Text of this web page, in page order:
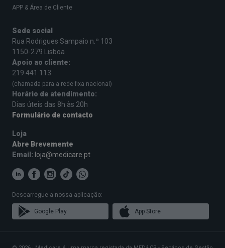
APP & Área de Cliente
Sede social
Rua Rodrigues Sampaio n.º 103
1150-279 Lisboa
Apoio ao cliente:
219 441 113
(chamada para a rede fixa nacional)
Horário de atendimento:
Dias úteis das 8h às 20h
Formulário de contacto
Loja
Abre Brevemente
Email: loja@medicare.pt
Descarregue a nossa aplicação:
Google Play App Store